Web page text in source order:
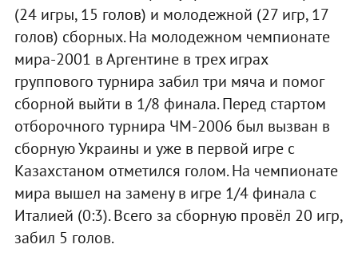
(24 игры, 15 голов) и молодежной (27 игр, 17
голов) сборных. На молодежном чемпионате
мира-2001 в Аргентине в трех играх
группового турнира забил три мяча и помог
сборной выйти в 1/8 финала. Перед стартом
отборочного турнира ЧМ-2006 был вызван в
сборную Украины и уже в первой игре с
Казахстаном отметился голом. На чемпионате
мира вышел на замену в игре 1/4 финала с
Италией (0:3). Всего за сборную провёл 20 игр,
забил 5 голов.